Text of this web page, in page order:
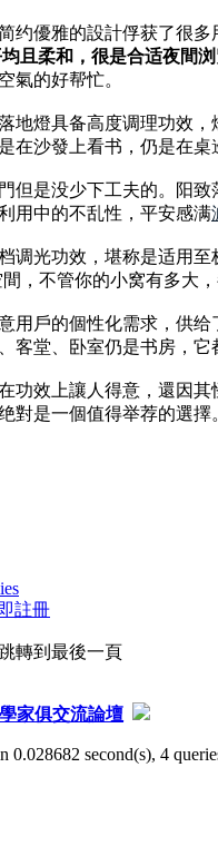
约優雅的設計俘获了很
且柔和，很是合适夜間浏
氣的好帮忙。
地燈具备高度调理功效，
在沙發上看书，仍是在
但是没少下工夫的。阳致
用中的不乱性，平安感满
调光功效，堪称是适用至
，不管你的小窝有多大
用戶的個性化需求，供
客堂、卧室仍是书房，它
功效上讓人得意，還因
對是一個值得举荐的選
註冊
轉到最後一頁
家俱交流論壇
0.028682 second(s), 4